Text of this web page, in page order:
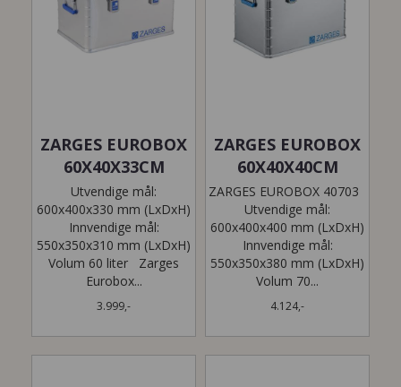
ZARGES EUROBOX
60X40X33CM
Utvendige mål:
600x400x330 mm (LxDxH)
Innvendige mål:
550x350x310 mm (LxDxH)
Volum 60 liter Zarges
Eurobox...
3.999,-
ZARGES EUROBOX
60X40X40CM
ZARGES EUROBOX 40703
Utvendige mål:
600x400x400 mm (LxDxH)
Innvendige mål:
550x350x380 mm (LxDxH)
Volum 70...
4.124,-